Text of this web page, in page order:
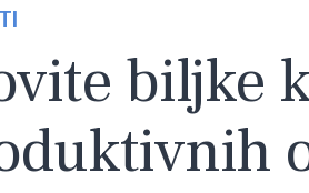
biljke